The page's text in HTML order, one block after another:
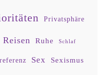
Privatsphäre
Reisen Ruhe Schlaf
Sex Sexismus